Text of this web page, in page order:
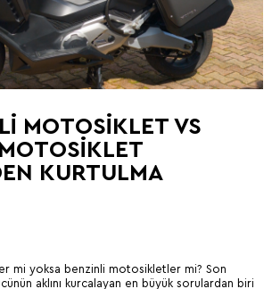
MOTOSIKLET VS
KURTULMA
mi yoksa benzinli motosikletler mi? Son
aklını kurcalayan en büyük sorulardan biri